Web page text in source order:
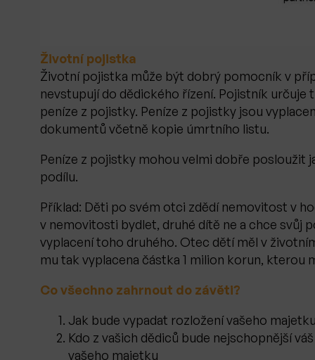
Životní pojistka
Životní pojistka může být dobrý pomocník v
nevstupují do dědického řízení. Pojistník
peníze z pojistky. Peníze z pojistky jsou
dokumentů včetně kopie úmrtního listu.
Peníze z pojistky mohou velmi dobře posloužit
podílu.
Příklad: Děti po svém otci zdědí nemovitost v
v nemovitosti bydlet, druhé dítě ne a chce svůj
vyplacení toho druhého. Otec dětí měl v
mu tak vyplacena částka 1 milion korun, kterou
Co všechno zahrnout do závěti?
Jak bude vypadat rozložení vašeho
Kdo z vašich dědiců bude nejschopnější
vašeho majetku